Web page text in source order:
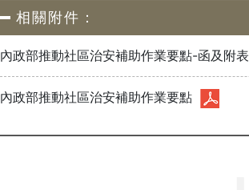
相關附件：
內政部推動社區治安補助作業要點-函及附表
內政部推動社區治安補助作業要點